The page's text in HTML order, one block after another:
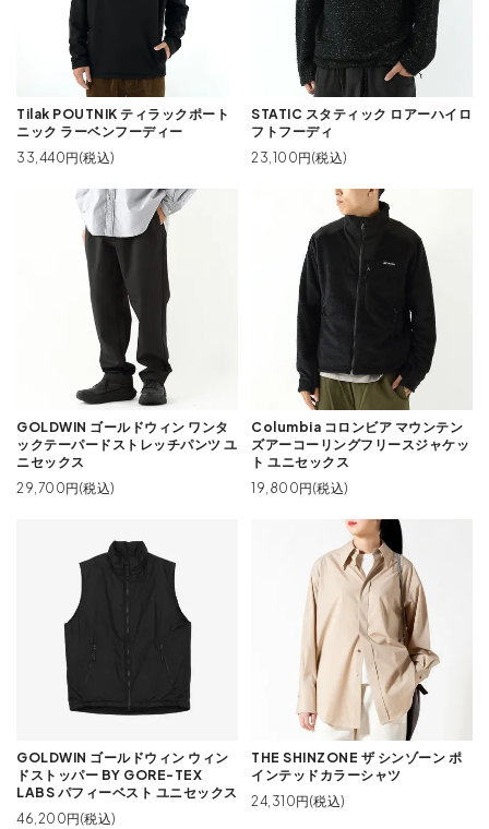
Tilak POUTNIK ティラックポート
ニック ラーベンフーディー
33,440円(税込)
STATIC スタティック ロアーハイロ
フトフーディ
23,100円(税込)
GOLDWIN ゴールドウィン ワンタ
ックテーパードストレッチパンツ ユ
ニセックス
29,700円(税込)
Columbia コロンビア マウンテン
ズアーコーリングフリースジャケッ
ト ユニセックス
19,800円(税込)
GOLDWIN ゴールドウィン ウィン
ドストッパー BY GORE-TEX
LABS パフィーベスト ユニセックス
46,200円(税込)
THE SHINZONE ザ シンゾーン ポ
インテッドカラーシャツ
24,310円(税込)